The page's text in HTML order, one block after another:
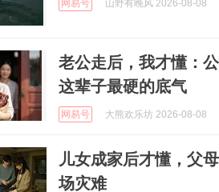
网易号 山野有晚风 2026-08-08
老公走后，我才懂：
这辈子最硬的底气
网易号 大熊欢乐坊 2026-08-08
儿女成家后才懂，父
场灾难